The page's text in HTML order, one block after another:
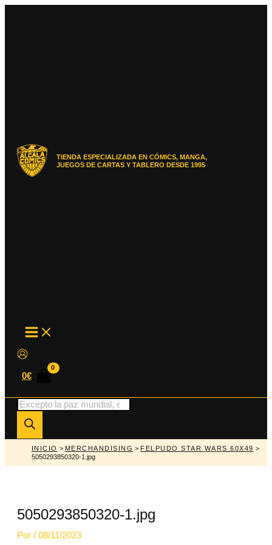
TIENDA ESPECIALIZADA EN CÓMICS, MANGA,
JUEGOS DE CARTAS Y TABLERO DESDE 1995
MAIN
MENU
0€
Búsqueda
de
productos
INICIO > MERCHANDISING > FELPUDO STAR WARS 60X49 >
5050293850320-1.jpg
5050293850320-1.jpg
Por / 08/11/2023